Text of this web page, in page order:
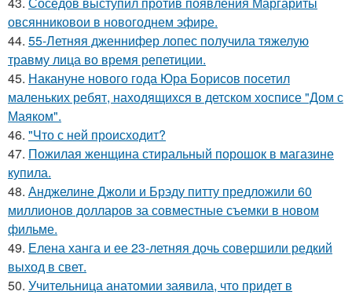
овсянниковои в новогоднем эфире.
44. 55-Летняя дженнифер лопес получила тяжелую
травму лица во время репетиции.
45. Накануне нового года Юра Борисов посетил
маленьких ребят, находящихся в детском хосписе "Дом с
Маяком".
46. "Что с ней происходит?
47. Пожилая женщина стиральный порошок в магазине
купила.
48. Анджелине Джоли и Брэду питту предложили 60
миллионов долларов за совместные съемки в новом
фильме.
49. Елена ханга и ее 23-летняя дочь совершили редкий
выход в свет.
50. Учительница анатомии заявила, что придет в